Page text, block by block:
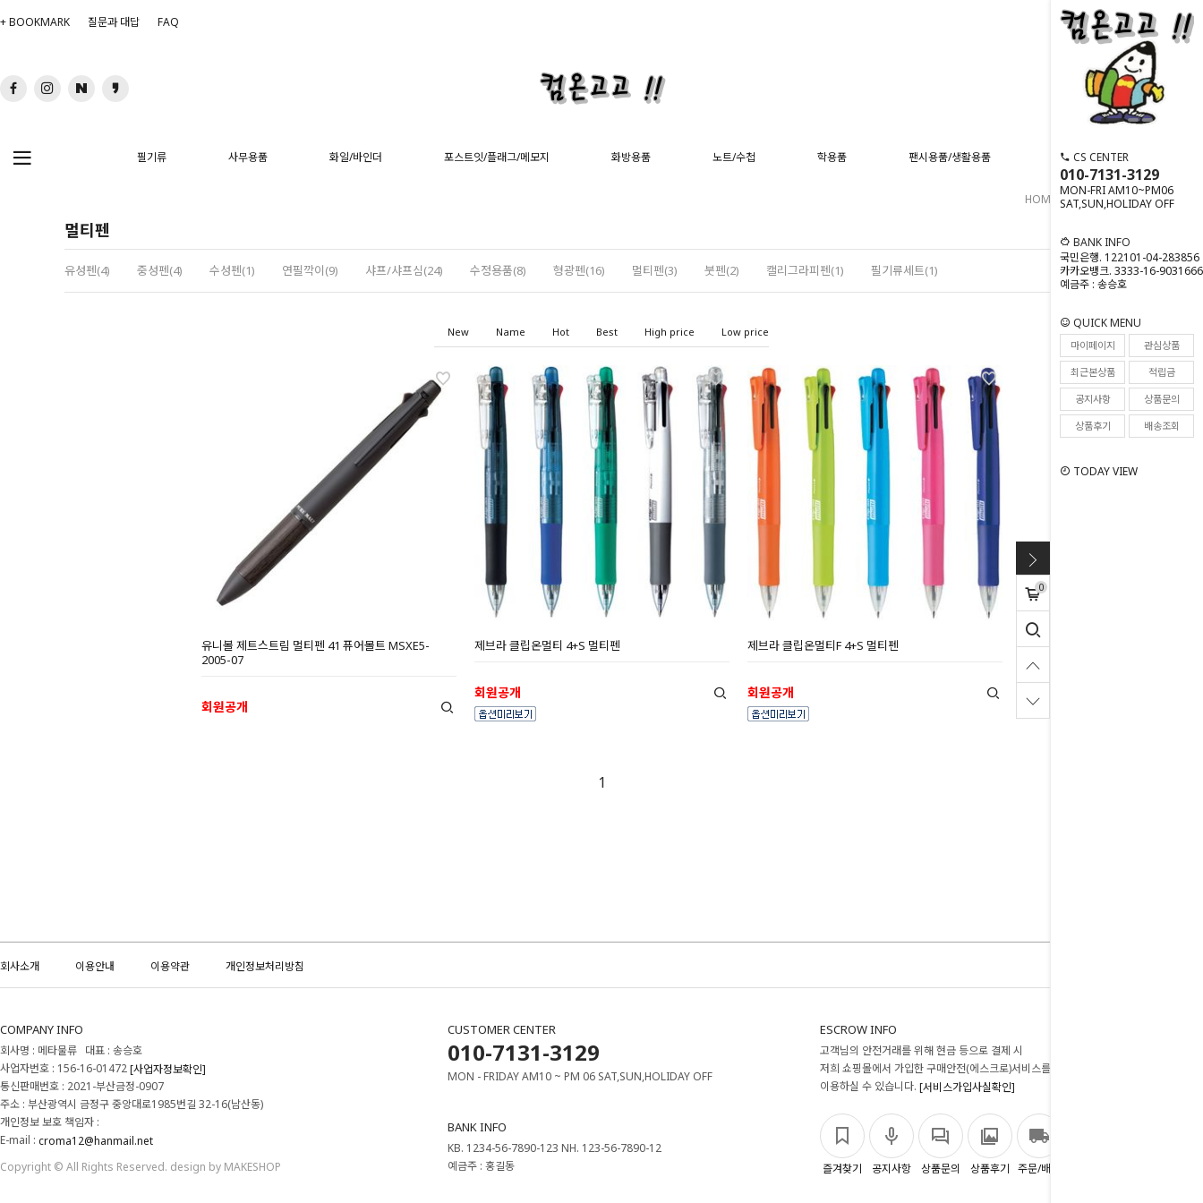
+ BOOKMARK 질문과 대답 FAQ
필기류 사무용품 화일/바인더 포스트잇/플래그/메모지 화방용품 노트/수첩 학용품 팬시용품/생활용품 스포츠용품
CS CENTER
010-7131-3129
MON-FRI AM10~PM06
SAT,SUN,HOLIDAY OFF
BANK INFO
국민은행. 122101-04-283856
카카오뱅크. 3333-16-9031666
예금주 : 송승호
QUICK MENU
마이페이지
관심상품
최근본상품
적립금
공지사항
상품문의
상품후기
배송조회
TODAY VIEW
0
HOME >필기류>멀티펜
멀티펜
유성펜(4) 중성펜(4) 수성펜(1) 연필깍이(9) 샤프/샤프심(24) 수정용품(8) 형광펜(16) 멀티펜(3) 붓펜(2) 캘리그라피펜(1) 필기류세트(1)
New Name Hot Best High price Low price
유니볼 제트스트림 멀티펜 41 퓨어몰트 MSXE5-
2005-07
회원공개
제브라 클립온멀티 4+S 멀티펜
회원공개
제브라 클립온멀티F 4+S 멀티펜
회원공개
1
회사소개 이용안내 이용약관 개인정보처리방침
COMPANY INFO
회사명 : 메타물류 대표 : 송승호
사업자번호 : 156-16-01472[사업자정보확인]
통신판매번호 : 2021-부산금정-0907
주소 : 부산광역시 금정구 중앙대로1985번길 32-16(남산동)
개인정보 보호 책임자 :
E-mail : croma12@hanmail.net
Copyright © All Rights Reserved. design by MAKESHOP
CUSTOMER CENTER
010-7131-3129
MON - FRIDAY AM10 ~ PM 06 SAT,SUN,HOLIDAY OFF
BANK INFO
KB. 1234-56-7890-123 NH. 123-56-7890-12
예금주 : 홍길동
ESCROW INFO
고객님의 안전거래를 위해 현금 등으로 결제 시
저희 쇼핑몰에서 가입한 구매안전(에스크로)서비스를
이용하실 수 있습니다. [서비스가입사실확인]
즐겨찾기 공지사항 상품문의 상품후기 주문/배송